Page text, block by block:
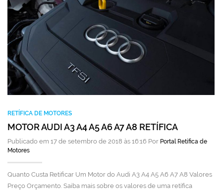
RETÍFICA DE MOTORES
MOTOR AUDI A3 A4 A5 A6 A7 A8 RETÍFICA
Publicado em 17 de setembro de 2018 às 16:16 Por Portal Retífica de
Motores
Quanto Custa Retificar Um Motor do Audi A3 A4 A5 A6 A7 A8 Valores
Preço Orçamento. Saiba mais sobre os valores de uma retífica